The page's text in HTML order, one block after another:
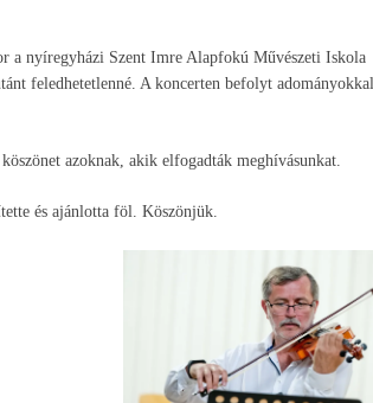
a nyíregyházi Szent Imre Alapfokú Művészeti Iskola
feledhetetlenné. A koncerten befolyt adományokkal
azoknak, akik elfogadták meghívásunkat.
és ajánlotta föl. Köszönjük.